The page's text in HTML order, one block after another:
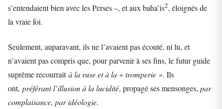
s’entendaient bien avec les Perses –, et aux baha’is2, éloignés de
la vraie foi.
Seulement, auparavant, ils ne l’avaient pas écouté, ni lu, et
n’avaient pas compris que, pour parvenir à ses fins, le futur guide
suprême recourraità la ruse et à la « tromperie ». Ils
ont, préférant l’illusion à la lucidité, propagé ses mensonges, par
complaisance, par idéologie.